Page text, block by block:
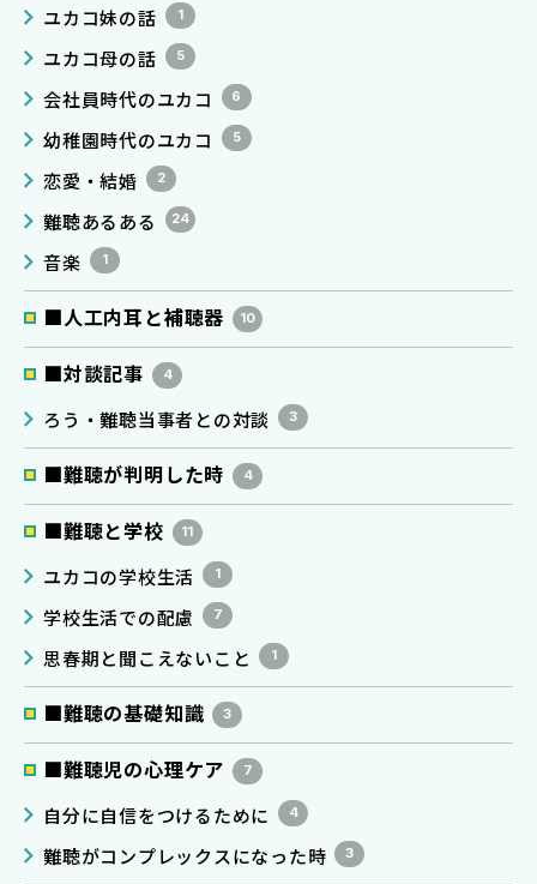
ユカコ妹の話 1
ユカコ母の話 5
会社員時代のユカコ 6
幼稚園時代のユカコ 5
恋愛・結婚 2
難聴あるある 24
音楽 1
■人工内耳と補聴器 10
■対談記事 4
ろう・難聴当事者との対談 3
■難聴が判明した時 4
■難聴と学校 11
ユカコの学校生活 1
学校生活での配慮 7
思春期と聞こえないこと 1
■難聴の基礎知識 3
■難聴児の心理ケア 7
自分に自信をつけるために 4
難聴がコンプレックスになった時 3